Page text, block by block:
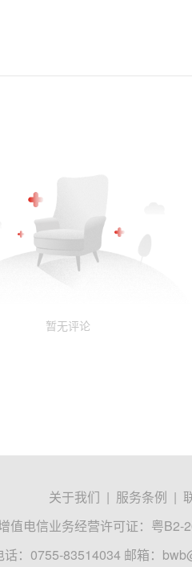
暂无评论
关于我们 | 服务条例 |
值电信业务经营许可证：粤B2-
：0755-83514034 邮箱：